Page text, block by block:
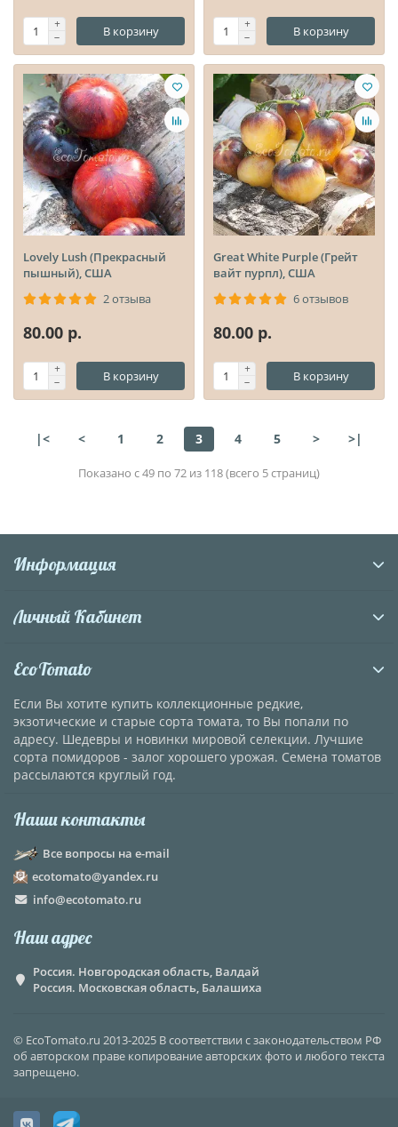
В корзину В корзину
Lovely Lush (Прекрасный
пышный), США
2 отзыва
80.00 р.
В корзину
Great White Purple (Грейт
вайт пурпл), США
6 отзывов
80.00 р.
В корзину
|< < 1 2 3 4 5 > >|
Показано с 49 по 72 из 118 (всего 5 страниц)
Информация
Личный Кабинет
EcoTomato
Если Вы хотите купить коллекционные редкие,
экзотические и старые сорта томата, то Вы попали по
адресу. Шедевры и новинки мировой селекции. Лучшие
сорта помидоров - залог хорошего урожая. Семена томатов
рассылаются круглый год.
Наши контакты
Все вопросы на e-mail
ecotomato@yandex.ru
info@ecotomato.ru
Наш адрес
Россия. Новгородская область, Валдай
Россия. Московская область, Балашиха
© EcoTomato.ru 2013-2025 В соответствии с законодательством РФ
об авторском праве копирование авторских фото и любого текста
запрещено.